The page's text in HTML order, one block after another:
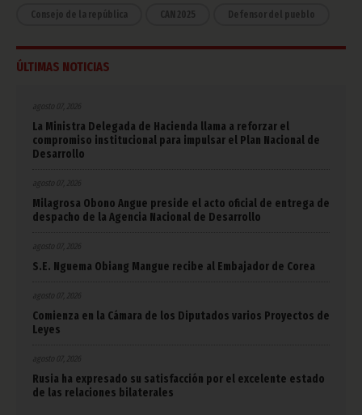
Consejo de la república CAN 2025 Defensor del pueblo
ÚLTIMAS NOTICIAS
agosto 07, 2026
La Ministra Delegada de Hacienda llama a reforzar el
compromiso institucional para impulsar el Plan Nacional de
Desarrollo
agosto 07, 2026
Milagrosa Obono Angue preside el acto oficial de entrega de
despacho de la Agencia Nacional de Desarrollo
agosto 07, 2026
S.E. Nguema Obiang Mangue recibe al Embajador de Corea
agosto 07, 2026
Comienza en la Cámara de los Diputados varios Proyectos de
Leyes
agosto 07, 2026
Rusia ha expresado su satisfacción por el excelente estado
de las relaciones bilaterales